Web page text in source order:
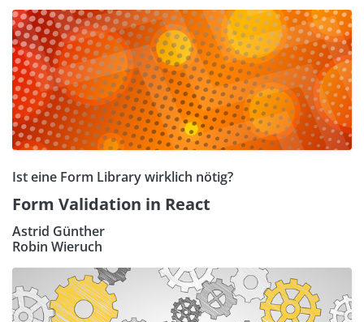
Ist eine Form Library wirklich nötig?
Form Validation in React
Astrid Günther
Robin Wieruch